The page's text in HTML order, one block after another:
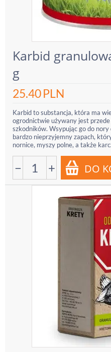
Karbid
g
25.40PLN
Karbid to substancja, która ma
ogrodnictwie używany jest
szkodników. Wsypując go do
bardzo nieprzyjemny zapach,
nornice, myszy polne, a także
− +